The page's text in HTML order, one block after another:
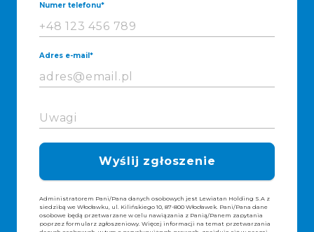
Numer telefonu*
Adres e-mail*
Wyślij zgłoszenie
Administratorem Pani/Pana danych osobowych jest Lewiatan Holding S.A z
siedzibą we Włocławku, ul. Kilińskiego 10, 87-800 Włocławek. Pani/Pana dane
osobowe będą przetwarzane w celu nawiązania z Panią/Panem zapytania
poprzez formularz zgłoszeniowy. Więcej informacji na temat przetwarzania